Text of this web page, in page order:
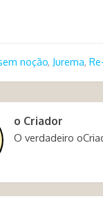
noção, Jurema,
o Criador
O verdadeiro